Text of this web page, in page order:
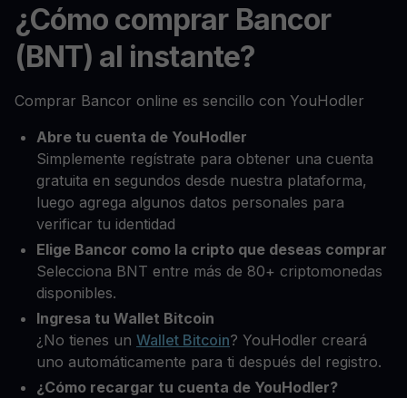
¿Cómo comprar Bancor
(BNT) al instante?
Comprar Bancor online es sencillo con YouHodler
Abre tu cuenta de YouHodler
Simplemente regístrate para obtener una cuenta
gratuita en segundos desde nuestra plataforma,
luego agrega algunos datos personales para
verificar tu identidad
Elige Bancor como la cripto que deseas comprar
Selecciona BNT entre más de 80+ criptomonedas
disponibles.
Ingresa tu Wallet Bitcoin
¿No tienes un Wallet Bitcoin? YouHodler creará
uno automáticamente para ti después del registro.
¿Cómo recargar tu cuenta de YouHodler?